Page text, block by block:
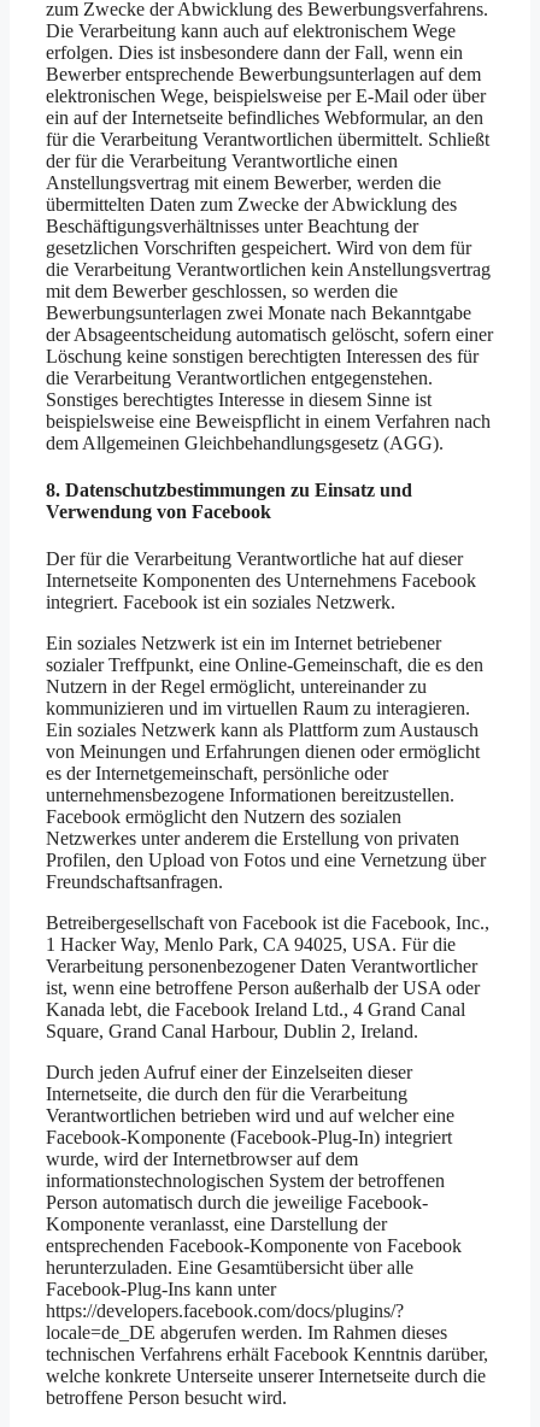
zum Zwecke der Abwicklung des Bewerbungsverfahrens.
Die Verarbeitung kann auch auf elektronischem Wege
erfolgen. Dies ist insbesondere dann der Fall, wenn ein
Bewerber entsprechende Bewerbungsunterlagen auf dem
elektronischen Wege, beispielsweise per E-Mail oder über
ein auf der Internetseite befindliches Webformular, an den
für die Verarbeitung Verantwortlichen übermittelt. Schließt
der für die Verarbeitung Verantwortliche einen
Anstellungsvertrag mit einem Bewerber, werden die
übermittelten Daten zum Zwecke der Abwicklung des
Beschäftigungsverhältnisses unter Beachtung der
gesetzlichen Vorschriften gespeichert. Wird von dem für
die Verarbeitung Verantwortlichen kein Anstellungsvertrag
mit dem Bewerber geschlossen, so werden die
Bewerbungsunterlagen zwei Monate nach Bekanntgabe
der Absageentscheidung automatisch gelöscht, sofern einer
Löschung keine sonstigen berechtigten Interessen des für
die Verarbeitung Verantwortlichen entgegenstehen.
Sonstiges berechtigtes Interesse in diesem Sinne ist
beispielsweise eine Beweispflicht in einem Verfahren nach
dem Allgemeinen Gleichbehandlungsgesetz (AGG).
8. Datenschutzbestimmungen zu Einsatz und
Verwendung von Facebook
Der für die Verarbeitung Verantwortliche hat auf dieser
Internetseite Komponenten des Unternehmens Facebook
integriert. Facebook ist ein soziales Netzwerk.
Ein soziales Netzwerk ist ein im Internet betriebener
sozialer Treffpunkt, eine Online-Gemeinschaft, die es den
Nutzern in der Regel ermöglicht, untereinander zu
kommunizieren und im virtuellen Raum zu interagieren.
Ein soziales Netzwerk kann als Plattform zum Austausch
von Meinungen und Erfahrungen dienen oder ermöglicht
es der Internetgemeinschaft, persönliche oder
unternehmensbezogene Informationen bereitzustellen.
Facebook ermöglicht den Nutzern des sozialen
Netzwerkes unter anderem die Erstellung von privaten
Profilen, den Upload von Fotos und eine Vernetzung über
Freundschaftsanfragen.
Betreibergesellschaft von Facebook ist die Facebook, Inc.,
1 Hacker Way, Menlo Park, CA 94025, USA. Für die
Verarbeitung personenbezogener Daten Verantwortlicher
ist, wenn eine betroffene Person außerhalb der USA oder
Kanada lebt, die Facebook Ireland Ltd., 4 Grand Canal
Square, Grand Canal Harbour, Dublin 2, Ireland.
Durch jeden Aufruf einer der Einzelseiten dieser
Internetseite, die durch den für die Verarbeitung
Verantwortlichen betrieben wird und auf welcher eine
Facebook-Komponente (Facebook-Plug-In) integriert
wurde, wird der Internetbrowser auf dem
informationstechnologischen System der betroffenen
Person automatisch durch die jeweilige Facebook-
Komponente veranlasst, eine Darstellung der
entsprechenden Facebook-Komponente von Facebook
herunterzuladen. Eine Gesamtübersicht über alle
Facebook-Plug-Ins kann unter
https://developers.facebook.com/docs/plugins/?
locale=de_DE abgerufen werden. Im Rahmen dieses
technischen Verfahrens erhält Facebook Kenntnis darüber,
welche konkrete Unterseite unserer Internetseite durch die
betroffene Person besucht wird.